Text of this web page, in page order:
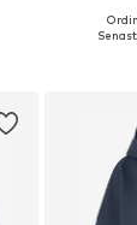
DE BÄSTA
för